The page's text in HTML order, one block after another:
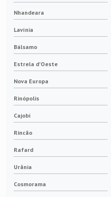
Nhandeara
Lavínia
Bálsamo
Estrela d'Oeste
Nova Europa
Rinópolis
Cajobi
Rincão
Rafard
Urânia
Cosmorama